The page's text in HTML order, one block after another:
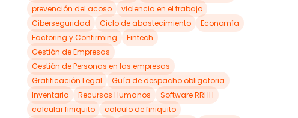
prevención del acoso
violencia en el trabajo
Ciberseguridad
Ciclo de abastecimiento
Economía
Factoring y Confirming
Fintech
Gestión de Empresas
Gestión de Personas en las empresas
Gratificación Legal
Guía de despacho obligatoria
Inventario
Recursos Humanos
Software RRHH
calcular finiquito
calculo de finiquito